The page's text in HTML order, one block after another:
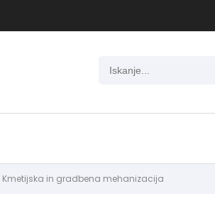
Kmetijska in gradbena mehanizacija